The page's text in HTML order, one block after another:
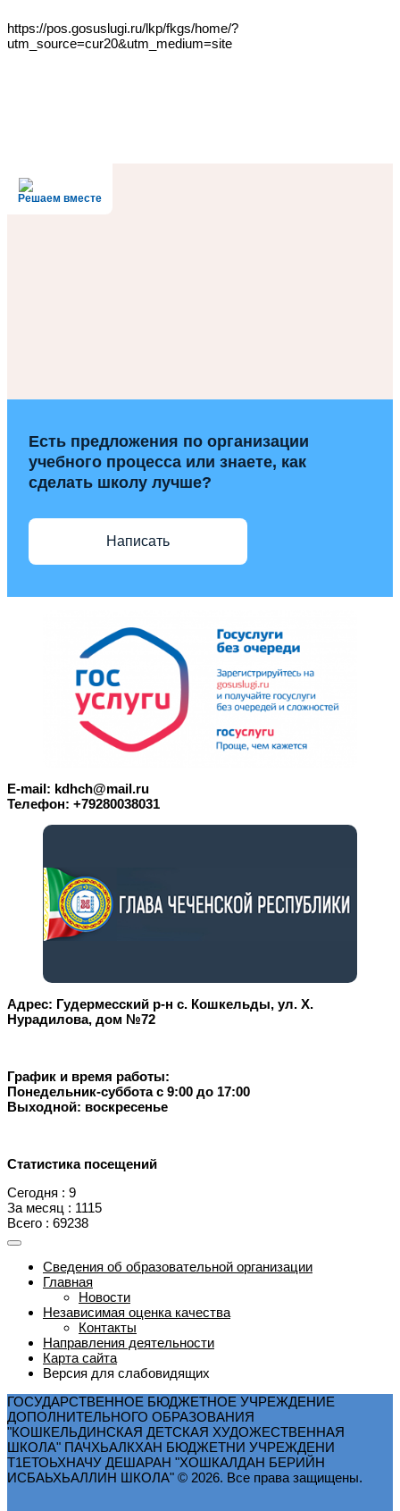
https://pos.gosuslugi.ru/lkp/fkgs/home/?
utm_source=cur20&utm_medium=site
Решаем вместе
Есть предложения по организации
учебного процесса или знаете, как
сделать школу лучше?
Написать
E-mail: kdhch@mail.ru
Телефон: +79280038031
Адрес: Гудермесский р-н с. Кошкельды, ул. Х.
Нурадилова, дом №72
График и время работы:
Понедельник-суббота с 9:00 до 17:00
Выходной: воскресенье
Статистика посещений
Сегодня : 9
За месяц : 1115
Всего : 69238
Сведения об образовательной организации
Главная
Новости
Независимая оценка качества
Контакты
Направления деятельности
Карта сайта
Версия для слабовидящих
ГОСУДАРСТВЕННОЕ БЮДЖЕТНОЕ УЧРЕЖДЕНИЕ
ДОПОЛНИТЕЛЬНОГО ОБРАЗОВАНИЯ
"КОШКЕЛЬДИНСКАЯ ДЕТСКАЯ ХУДОЖЕСТВЕННАЯ
ШКОЛА" ПАЧХЬАЛКХАН БЮДЖЕТНИ УЧРЕЖДЕНИ
Т1ЕТОЬХНАЧУ ДЕШАРАН "ХОШКАЛДАН БЕРИЙН
ИСБАЬХЬАЛЛИН ШКОЛА" © 2026. Все права защищены.